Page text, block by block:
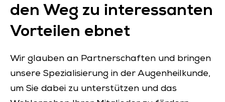
den Weg zu interessanten
Vorteilen ebnet
Wir glauben an Partnerschaften und bringen
unsere Spezialisierung in der Augenheilkunde,
um Sie dabei zu unterstützen und das